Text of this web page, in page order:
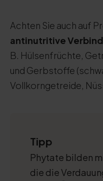
Achten Sie auch auf
antinutritive
B. Hülsenfrüchte,
und Gerbstoffe
Vollkorngetreide,
Tipp
Phytate bilden
die die